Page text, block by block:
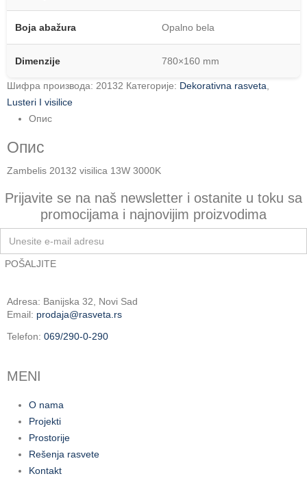
Boja abažura Opalno bela
Dimenzije 780×160 mm
Шифра производа: 20132 Категорије: Dekorativna rasveta
Lusteri I visilice
Опис
Опис
Zambelis 20132 visilica 13W 3000K
Prijavite se na naš newsletter i ostanite u toku sa
promocijama i najnovijim proizvodima
Adresa: Banijska 32, Novi Sad
Email: prodaja@rasveta.rs
Telefon: 069/290-0-290
MENI
O nama
Projekti
Prostorije
Rešenja rasvete
Kontakt